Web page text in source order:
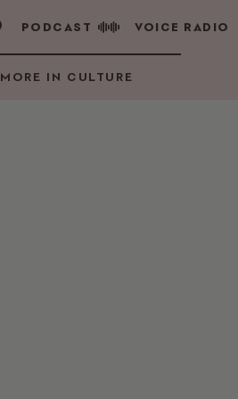
PODCAST VOICE RADIO
MORE IN CULTURE